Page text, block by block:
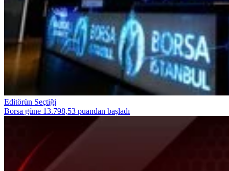
Editörün Seçtiği
Borsa güne 13.798,53 puandan başladı